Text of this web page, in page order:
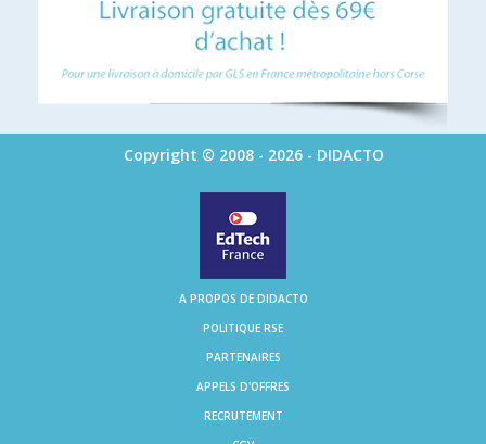
Copyright © 2008 - 2026 - DIDACTO
A PROPOS DE DIDACTO
POLITIQUE RSE
PARTENAIRES
APPELS D'OFFRES
RECRUTEMENT